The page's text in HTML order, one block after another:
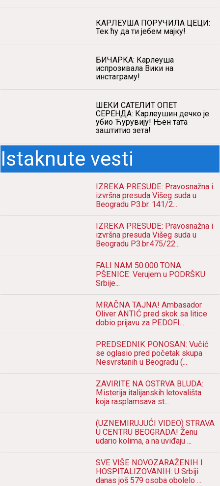
КАРЛЕУША ПОРУЧИЛА ЦЕЦИ:
Тек ћу да ти јебем мајку!
БИЧАРКА: Карлеуша
испрозивала Вики на
инстаграму!
ШЕКИ САТЕЛИТ ОПЕТ
СЕРЕНДА: Карлеушин дечко је
убио Ћурувију! Њен тата
заштитио зета!
Istaknute vesti
IZREKA PRESUDE: Pravosnažna i
izvršna presuda Višeg suda u
Beogradu P3.br. 141/2...
IZREKA PRESUDE: Pravosnažna i
izvršna presuda Višeg suda u
Beogradu P3.br.475/22...
FALI NAM 50.000 TONA
PŠENICE: Verujem u PODRŠKU
Srbije...
MRAČNA TAJNA! Ambasador
Oliver ANTIĆ pred skok sa litice
dobio prijavu za PEDOFI...
PREDSEDNIK PONOSAN: Vučić
se oglasio pred početak skupa
Nesvrstanih u Beogradu (...
ZAVIRITE NA OSTRVA BLUDA:
Misterija italijanskih letovališta
koja rasplamsava st...
(UZNEMIRUJUĆI VIDEO) STRAVA
U CENTRU BEOGRADA! Ženu
udario kolima, a na uviđaju ...
SVE VIŠE NOVOZARAŽENIH I
HOSPITALIZOVANIH: U Srbiji
danas još 579 osoba obolelo ...